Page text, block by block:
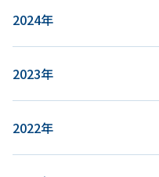
2024年
2023年
2022年